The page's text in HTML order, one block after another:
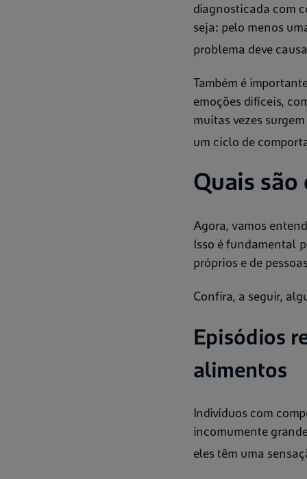
diagnosticada com
seja: pelo menos
problema deve
Também é
emoções difíceis,
muitas vezes
um ciclo de
Quais
Agora, vamos
Isso é fundamental
próprios e de
Confira, a seguir,
Episódios
alimentos
Indivíduos com
incomumente
eles têm uma